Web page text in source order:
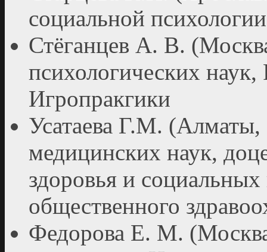
социальной
Стёганцев А. В.
психологических
Игропракгики
Усатаева Г.М. (Алматы,
медицинских наук,
здоровья и
общественного
Федорова Е. М.